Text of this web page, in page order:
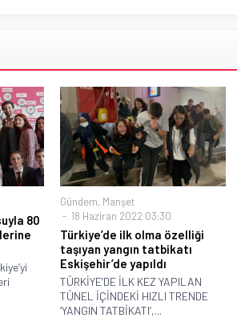
80
Gündem, Manşet
18 Haziran 2022 03:30
Türkiye’de ilk olma özelliği
taşıyan yangın tatbikatı
Eskişehir’de yapıldı
TÜRKİYE’DE İLK KEZ YAPILAN
TÜNEL İÇİNDEKİ HIZLI TRENDE
‘YANGIN TATBİKATI’,...